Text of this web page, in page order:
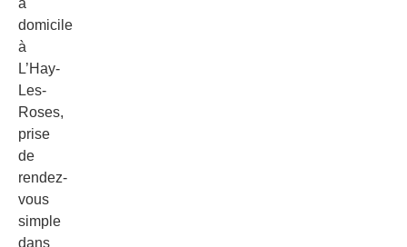
à
domicile
à
L’Hay-
Les-
Roses,
prise
de
rendez-
vous
simple
dans